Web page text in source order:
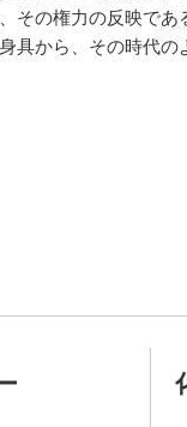
その権力の反映であ
具から、その時代の